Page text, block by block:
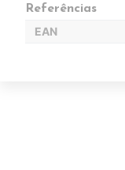
Referências
EAN